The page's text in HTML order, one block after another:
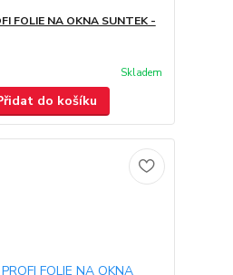
FOLIE NA OKNA SUNTEK -
Skladem
do košíku